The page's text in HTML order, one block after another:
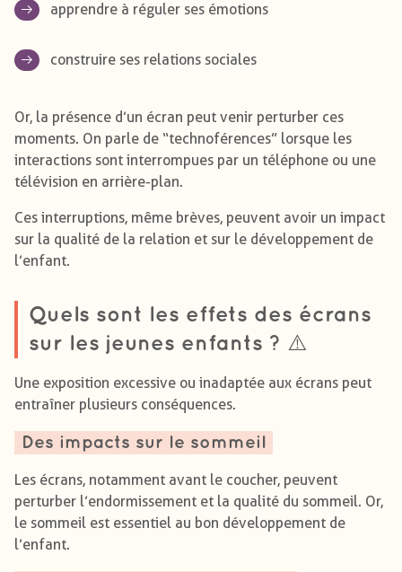
apprendre à réguler ses émotions
construire ses relations sociales
Or, la présence d’un écran peut venir perturber ces
moments. On parle de “technoférences” lorsque les
interactions sont interrompues par un téléphone ou une
télévision en arrière-plan.
Ces interruptions, même brèves, peuvent avoir un impact
sur la qualité de la relation et sur le développement de
l’enfant.
Quels sont les effets des écrans
sur les jeunes enfants ? ⚠️
Une exposition excessive ou inadaptée aux écrans peut
entraîner plusieurs conséquences.
Des impacts sur le sommeil
Les écrans, notamment avant le coucher, peuvent
perturber l’endormissement et la qualité du sommeil. Or,
le sommeil est essentiel au bon développement de
l’enfant.